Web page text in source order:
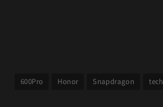
600Pro Honor Snapdragon tech